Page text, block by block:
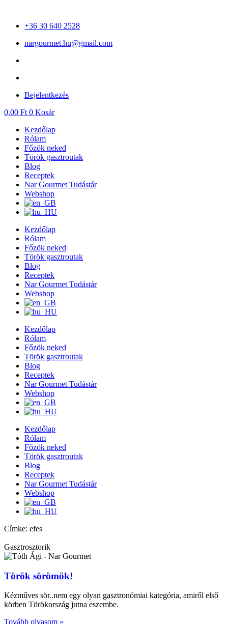
tartalomhoz+36 30 640 2528
nargourmet.hu@gmail.com
Bejelentkezés
0,00 Ft 0 Kosár
Kezdőlap
Rólam
Főzök neked
Török gasztroutak
Blog
Receptek
Nar Gourmet Tudástár
Webshop
Kezdőlap
Rólam
Főzök neked
Török gasztroutak
Blog
Receptek
Nar Gourmet Tudástár
Webshop
Kezdőlap
Rólam
Főzök neked
Török gasztroutak
Blog
Receptek
Nar Gourmet Tudástár
Webshop
Kezdőlap
Rólam
Főzök neked
Török gasztroutak
Blog
Receptek
Nar Gourmet Tudástár
Webshop
Címke: efes
Gasztrosztorik
Török sörömök!
Kézműves sör..nem egy olyan gasztronómiai kategória, amiről első
körben Törökország jutna eszembe.
Tovább olvasom »